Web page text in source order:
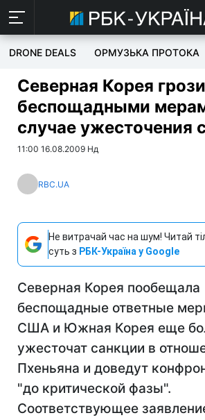
DRONE DEALS ОРМУЗЬКА ПРОТОКА
Северная Корея
беспощадными
случае ужесточения
11:00 16.08.2009 Нд
RBC.UA
Не витрачай час на шум! Читай
суть з РБК-Україна у Google
Северная Корея пообещала
беспощадные ответные
США и Южная Корея еще
ужесточат санкции в
Пхеньяна и доведут
"до критической фазы".
Соответствующее